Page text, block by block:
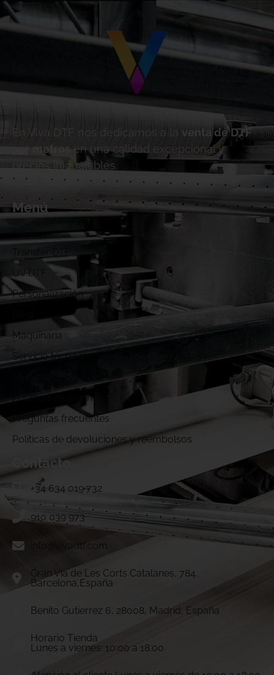
En Viva DTF nos dedicamos a la
venta de DTF
por metros
en una calidad excepcional y
precios inigualables.
Menú
UV DTF
Personalización
Maquinaria
Servicio técnico
¿Cómo funcionamos?
Preguntas frecuentes
Politicas de devoluciones y reembolsos
Contacto
+34 634 019 732
910 039 973
info@vivadtf.com
Gran Vía de Les Corts Catalanes, 784.
Barcelona,España
Benito Gutierrez 6, 28008, Madrid, España
Horario Tienda
Lunes a viernes: 10:00 a 18:00